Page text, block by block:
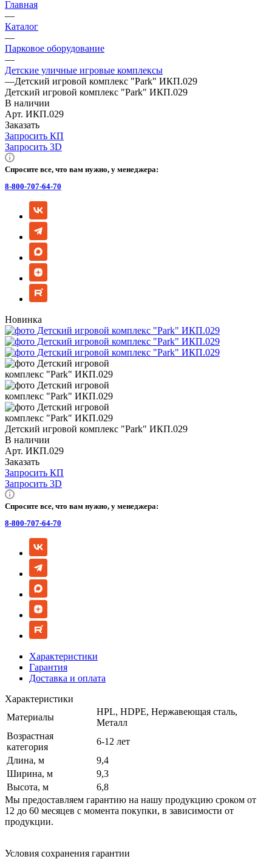
Главная
—
Каталог
—
Парковое оборудование
—
Детские уличные игровые комплексы
—Детский игровой комплекс "Park" ИКП.029
Детский игровой комплекс "Park" ИКП.029
В наличии
Арт. ИКП.029
Заказать
Запросить КП
Запросить 3D
Спросите все, что вам нужно, у менеджера:
8-800-707-64-70
Новинка
Детский игровой комплекс "Park" ИКП.029
В наличии
Арт. ИКП.029
Заказать
Запросить КП
Запросить 3D
Спросите все, что вам нужно, у менеджера:
8-800-707-64-70
Характеристики
Гарантия
Доставка и оплата
Характеристики
Материалы
HPL, HDPE, Нержавеющая сталь,
Металл
Возрастная
категория
6-12 лет
Длина, м
9,4
Ширина, м
9,3
Высота, м
6,8
Мы предоставляем гарантию на нашу продукцию сроком от
12 до 60 месяцев с момента покупки, в зависимости от
продукции.
Условия сохранения гарантии